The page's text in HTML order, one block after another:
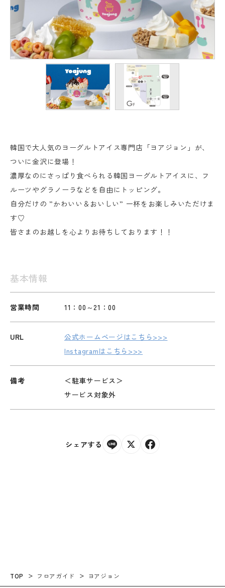
韓国で大人気のヨーグルトアイス専門店「ヨアジョン」が、
ついに金沢に登場！
濃厚なのにさっぱり食べられる韓国ヨーグルトアイスに、フ
ルーツやグラノーラなどを自由にトッピング。
自分だけの ”かわいい＆おいしい” 一杯をお楽しみいただけま
す♡
皆さまのお越しを心よりお待ちしております！！
基本情報
営業時間 11：00～21：00
URL
公式ホームページはこちら>>>
Instagramはこちら>>>
備考
＜駐車サービス＞
サービス対象外
シェアする
TOP フロアガイド ヨアジョン